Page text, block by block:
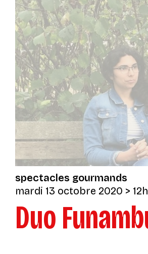
spectacles gourmands
mardi 13 octobre 2020 >
Duo